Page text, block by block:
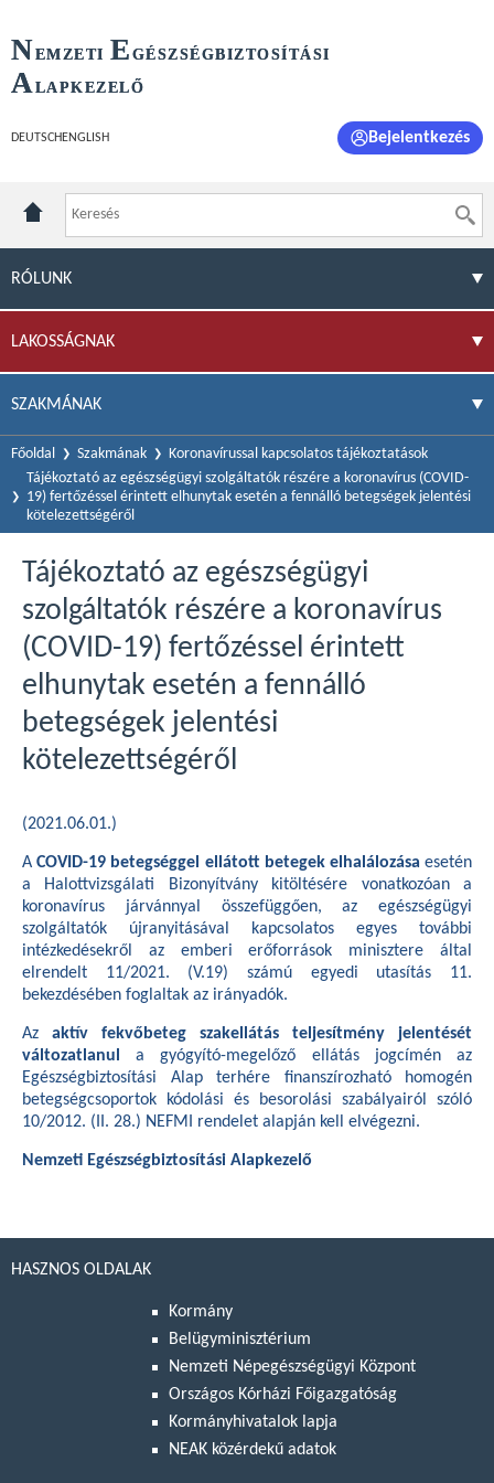
NEMZETI E GÉSZSÉGBIZTOSÍTÁSI
ALAPKEZELŐ
DEUTSCH ENGLISH Bejelentkezés
RÓLUNK
LAKOSSÁGNAK
SZAKMÁNAK
Főoldal Szakmának
Koronavírussal kapcsolatos tájékoztatások
Tájékoztató az egészségügyi szolgáltatók részére a koronavírus (COVID-
19) fertőzéssel érintett elhunytak esetén a fennálló betegségek jelentési
kötelezettségéről
Tájékoztató az egészségügyi
szolgáltatók részére a koronavírus
(COVID-19) fertőzéssel érintett
elhunytak esetén a fennálló
betegségek jelentési
kötelezettségéről
(2021.06.01.)
ACOVID-19 betegséggel ellátott betegek elhalálozása esetén
a Halottvizsgálati Bizonyítvány kitöltésére vonatkozóan a
koronavírus járvánnyal összefüggően, az egészségügyi
szolgáltatók újranyitásával kapcsolatos egyes további
intézkedésekről az emberi erőforrások minisztere által
elrendelt 11/2021. (V.19) számú egyedi utasítás 11.
bekezdésében foglaltak az irányadók.
Az aktív fekvőbeteg szakellátás teljesítmény jelentését
változatlanul
a gyógyító-megelőző ellátás jogcímén az
Egészségbiztosítási Alap terhére finanszírozható homogén
betegségcsoportok kódolási és besorolási szabályairól szóló
10/2012. (II. 28.) NEFMI rendelet alapján kell elvégezni.
Nemzeti Egészségbiztosítási Alapkezelő
HASZNOS OLDALAK
Kormány
Belügyminisztérium
Nemzeti Népegészségügyi Központ
Országos Kórházi Főigazgatóság
Kormányhivatalok lapja
NEAK közérdekű adatok